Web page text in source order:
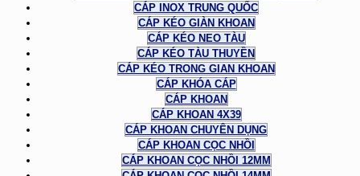
CÁP INOX TRUNG QUỐC
CÁP KÉO GIÀN KHOAN
CÁP KÉO NEO TÀU
CÁP KÉO TÀU THUYỀN
CÁP KÉO TRONG GIAN KHOAN
CÁP KHÓA CÁP
CÁP KHOAN
CÁP KHOAN 4X39
CÁP KHOAN CHUYÊN DỤNG
CÁP KHOAN CỌC NHỒI
CÁP KHOAN CỌC NHỒI 12MM